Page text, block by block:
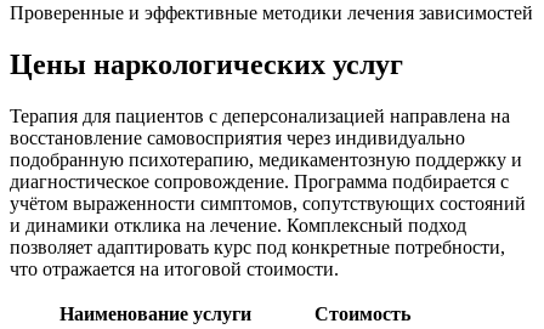
Проверенные и эффективные методики лечения зависимостей
Цены наркологических услуг
Терапия для пациентов с деперсонализацией направлена на
восстановление самовосприятия через индивидуально
подобранную психотерапию, медикаментозную поддержку и
диагностическое сопровождение. Программа подбирается с
учётом выраженности симптомов, сопутствующих состояний
и динамики отклика на лечение. Комплексный подход
позволяет адаптировать курс под конкретные потребности,
что отражается на итоговой стоимости.
Наименование услуги
Стоимость